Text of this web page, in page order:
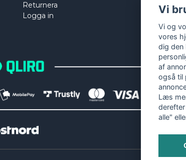
Returnera
Logga in
Vi
Vi og
vores
dig den
af
også til
Læs
alle"